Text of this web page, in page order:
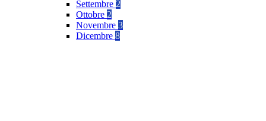
Settembre 2
Ottobre 2
Novembre 3
Dicembre 8